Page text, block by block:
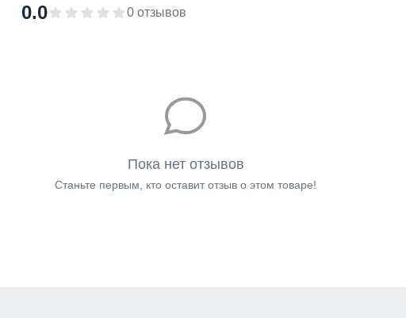
0.0 0 отзывов
Пока нет отзывов
Станьте первым, кто оставит отзыв о этом товаре!